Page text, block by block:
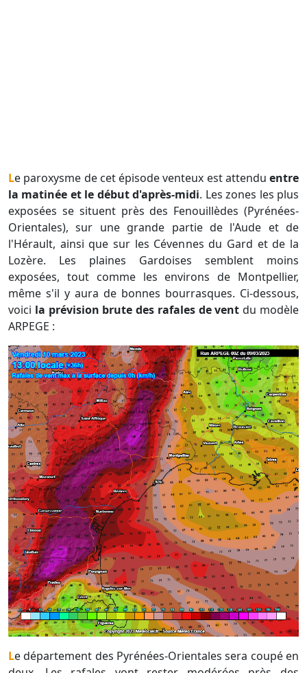
Le paroxysme de cet épisode venteux est attendu entre
la matinée et le début d'après-midi. Les zones les plus
exposées se situent près des Fenouillèdes (Pyrénées-
Orientales), sur une grande partie de l'Aude et de
l'Hérault, ainsi que sur les Cévennes du Gard et de la
Lozère. Les plaines Gardoises semblent moins
exposées, tout comme les environs de Montpellier,
même s'il y aura de bonnes bourrasques. Ci-dessous,
voici la prévision brute des rafales de vent du modèle
ARPEGE :
Le département des Pyrénées-Orientales sera coupé en